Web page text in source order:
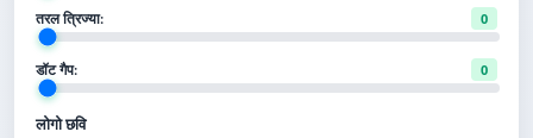
तरल त्रिज्या: 0
डॉट गैप: 0
लोगो छवि